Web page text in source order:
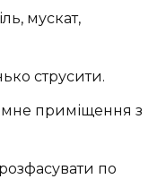
мускат,
струсити.
приміщення з
по